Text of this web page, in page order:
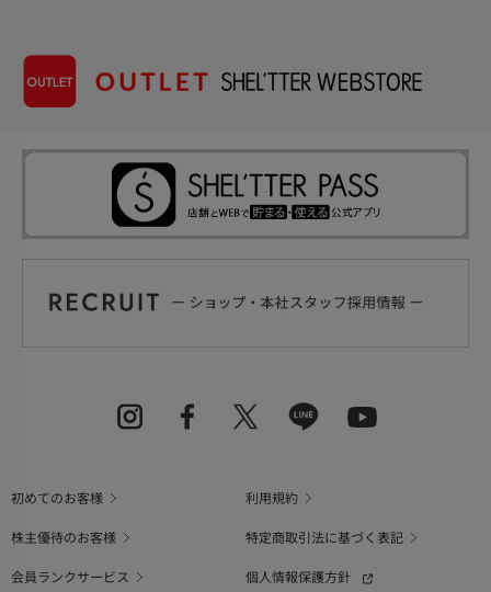
初めてのお客様
利用規約
株主優待のお客様
特定商取引法に基づく表記
会員ランクサービス
個人情報保護方針